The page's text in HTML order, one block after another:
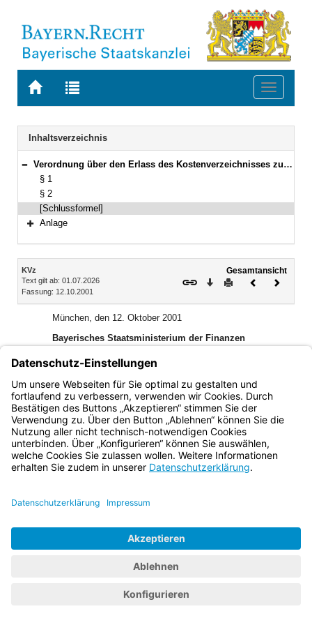
Zur
BAYERN.RECHT
Zur
letzten
Suche
Toggle
Navigation
Inhaltsverzeichnis
Bereich reduzieren
Verordnung über den Erlass des Kostenverzeichnisses zum Kostengesetz (Kostenverzeichnis – KVz –) Vom 12. Oktober 2001 (GVBl. S. 766) BayRS 2013-1-2-F (§§ 1–2)
§ 1
§ 2
[Schlussformel]
Anlage
Inhalt
KVz
Text gilt ab: 01.07.2026
Fassung: 12.10.2001
Gesamtansicht
Download
DruckenVorheriges
München, den 12. Oktober 2001
Bayerisches Staatsministerium der Finanzen
Prof. Dr. Kurt Faltlhauser, Staatsminister
Bayern.de
BayernPortal
Datenschutz
Impressum
Hilfe
Kontakt
SchriftgrößeKontrastwechsel